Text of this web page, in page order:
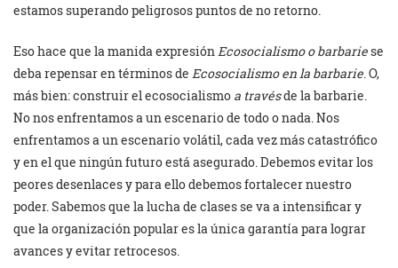
estamos superando peligrosos puntos de no retorno.
Eso hace que la manida expresiónEcosocialismo o barbariese
deba repensar en términos de Ecosocialismo en la barbarie. O,
más bien: construir el ecosocialismo a travésde la barbarie.
No nos enfrentamos a un escenario de todo o nada. Nos
enfrentamos a un escenario volátil, cada vez más catastrófico
y en el que ningún futuro está asegurado. Debemos evitar los
peores desenlaces y para ello debemos fortalecer nuestro
poder. Sabemos que la lucha de clases se va a intensificar y
que la organización popular es la única garantía para lograr
avances y evitar retrocesos.